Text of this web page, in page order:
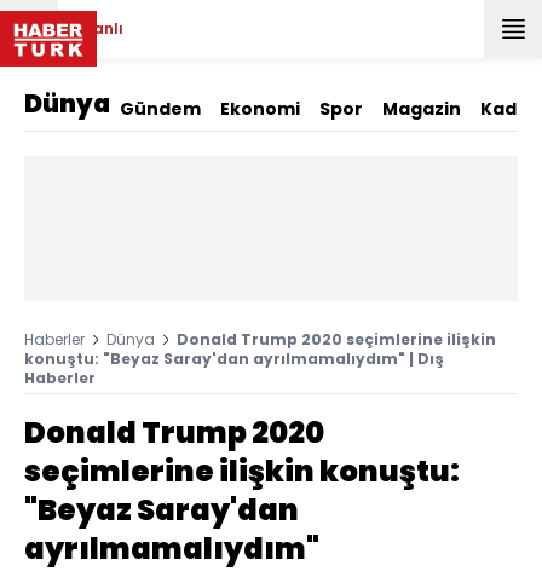
Canlı
Dünya Gündem Ekonomi Spor Magazin Kadın
Haberler Dünya
Donald Trump 2020 seçimlerine ilişkin
konuştu: "Beyaz Saray'dan ayrılmamalıydım" | Dış
Haberler
Donald Trump 2020
seçimlerine ilişkin konuştu:
"Beyaz Saray'dan
ayrılmamalıydım"